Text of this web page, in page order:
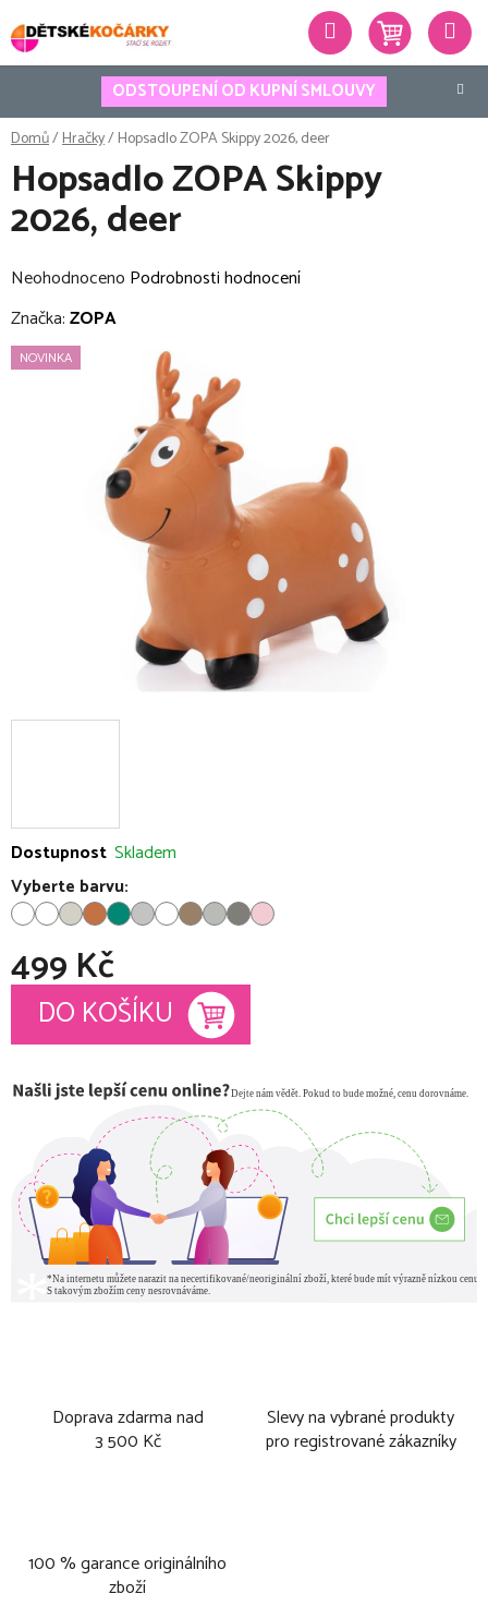
na
obsah
ODSTOUPENÍ OD KUPNÍ SMLOUVY
Hledat
Domů/Hračky/Hopsadlo ZOPA Skippy 2026, deer
Dostupnost Skladem
Vyberte barvu:
499 Kč
Měrná cena:
DO KOŠÍKU
Doprava zdarma nad
3 500 Kč
Slevy na vybrané produkty
pro registrované zákazníky
100 % garance originálního
zboží
Hopsadlo ZOPA Skippy
2026, deer
Průměrné
hodnocení
je
Neohodnoceno Podrobnosti hodnocení
Značka:ZOPA
NOVINKA